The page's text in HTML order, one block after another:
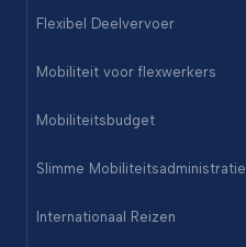
Flexibel Deelvervoer
Mobiliteit voor flexwerkers
Mobiliteitsbudget
Slimme Mobiliteitsadministratie
Internationaal Reizen